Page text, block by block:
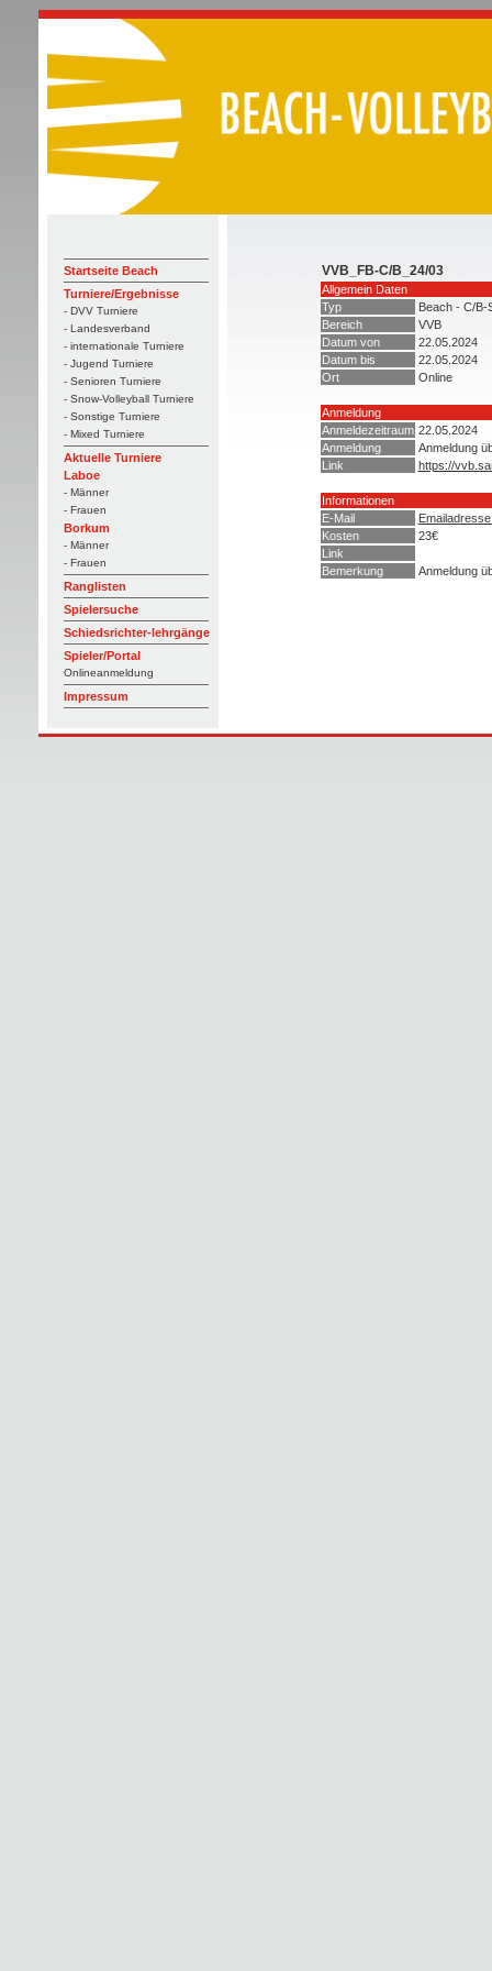
Startseite Beach
Turniere/Ergebnisse
- DVV Turniere
- Landesverband
- internationale Turniere
- Jugend Turniere
- Senioren Turniere
- Snow-Volleyball Turniere
- Sonstige Turniere
- Mixed Turniere
Aktuelle Turniere
Laboe
- Männer
- Frauen
Borkum
- Männer
- Frauen
Ranglisten
Spielersuche
Schiedsrichter-lehrgänge
Spieler/Portal
Onlineanmeldung
Impressum
VVB_FB-C/B_24/03
Allgemein Daten
Typ
Beach - C/B-
Bereich
VVB
Datum von
22.05.2024
Datum bis
22.05.2024
Ort
Online
Anmeldung
Anmeldezeitraum 22.05.2024
Anmeldung
Anmeldung
Link
https://
Informationen
E-Mail
Kosten
23€
Link
Bemerkung
Anmeldung